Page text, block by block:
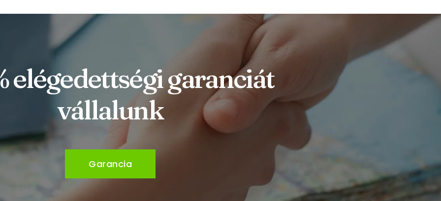
elégedettségi garanciát
vállalunk
Garancia